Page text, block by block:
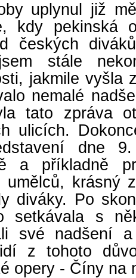
uplynul již
kdy pekinská
českých
stále
jakmile vyšla
nemalé
tato zpráva
ulicích.
dne
a příkladně
umělců, krásný
diváky. Po
setkávala s
své nadšení
z tohoto
opery - Číny na